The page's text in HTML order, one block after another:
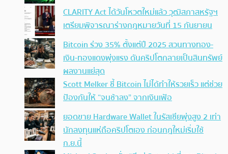
CLARITY Act ได้วันโหวตใหม่แล้ว วุฒิสภาสหรัฐฯ
เตรียมพิจารณาร่างกฎหมายวันที่ 15 กันยายน
Bitcoin ร่วง 35% ตั้งแต่ปี 2025 สวนทางทอง-
เงิน-ทองแดงพุ่งแรง ดันคริปโตกลายเป็นสินทรัพย์
ผลงานแย่สุด
Scott Melker ชี้ Bitcoin ไม่ได้ทำให้รวยเร็ว แต่ช่วย
ป้องกันให้ “จนช้าลง” จากเงินเฟ้อ
ยอดขาย Hardware Wallet ในรัสเซียพุ่งสูง 2 เท่า
นักลงทุนแห่ถือคริปโตเอง ก่อนกฎใหม่เริ่มใช้
ก.ย.นี้